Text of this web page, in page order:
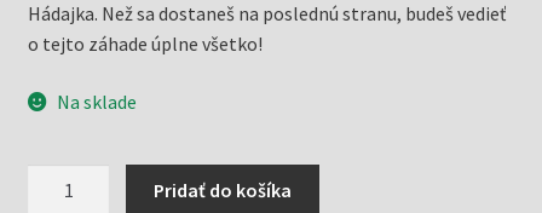
Hádajka. Než sa dostaneš na poslednú stranu, budeš vedieť
o tejto záhade úplne všetko!
Na sklade
Pridať do košíka